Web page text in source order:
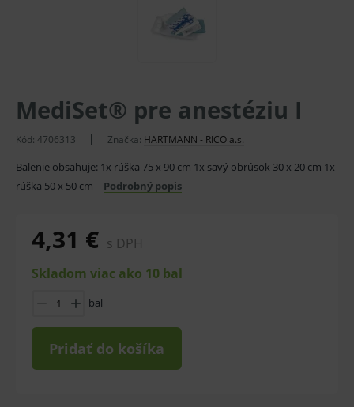
MediSet® pre anestéziu I
Kód: 4706313 Značka: HARTMANN - RICO a.s.
Balenie obsahuje: 1x rúška 75 x 90 cm 1x savý obrúsok 30 x 20 cm 1x
rúška 50 x 50 cm
Podrobný popis
4,31 € s DPH
Skladom viac ako 10 bal
bal
Pridať do košíka